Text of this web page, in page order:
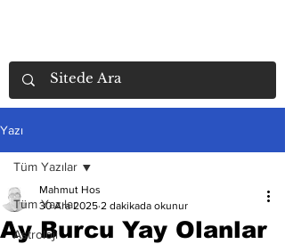
Yazı
Tüm Yazılar
Astroloji
Tüm Yazılar
Ay Burcu Yay Olanlar
Mahmut Hos
30 Ara 2025 2 dakikada okunur